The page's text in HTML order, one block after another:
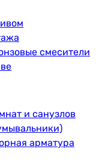
смесители
и санузлов
арматура